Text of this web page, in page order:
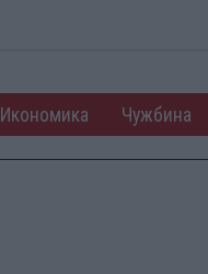
Икономика Чужбина